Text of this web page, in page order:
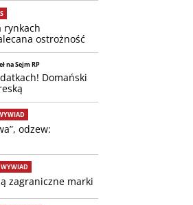
rynkach
ostrożność
na Sejm RP
Domański
odzew:
WYWIAD
zagraniczne marki